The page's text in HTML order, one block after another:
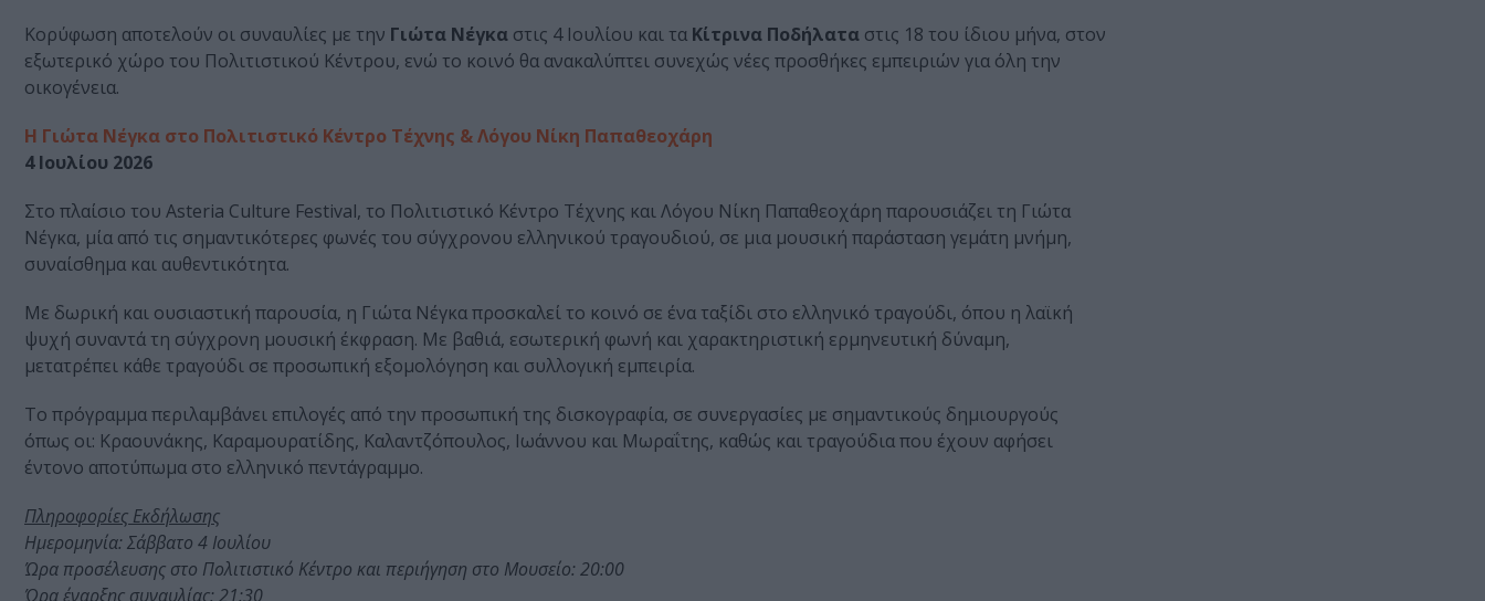
Κορύφωση αποτελούν οι συναυλίες με την Γιώτα Νέγκα στις 4 Ιουλίου και τα Κίτρινα Ποδήλατα στις 18 του ίδιου μήνα, στον
εξωτερικό χώρο του Πολιτιστικού Κέντρου, ενώ το κοινό θα ανακαλύπτει συνεχώς νέες προσθήκες εμπειριών για όλη την
οικογένεια.
Η Γιώτα Νέγκα στο Πολιτιστικό Κέντρο Τέχνης & Λόγου Νίκη Παπαθεοχάρη
4 Ιουλίου 2026
Στο πλαίσιο του Asteria Culture Festival, το Πολιτιστικό Κέντρο Τέχνης και Λόγου Νίκη Παπαθεοχάρη παρουσιάζει τη Γιώτα
Νέγκα, μία από τις σημαντικότερες φωνές του σύγχρονου ελληνικού τραγουδιού, σε μια μουσική παράσταση γεμάτη μνήμη,
συναίσθημα και αυθεντικότητα.
Με δωρική και ουσιαστική παρουσία, η Γιώτα Νέγκα προσκαλεί το κοινό σε ένα ταξίδι στο ελληνικό τραγούδι, όπου η λαϊκή
ψυχή συναντά τη σύγχρονη μουσική έκφραση. Με βαθιά, εσωτερική φωνή και χαρακτηριστική ερμηνευτική δύναμη,
μετατρέπει κάθε τραγούδι σε προσωπική εξομολόγηση και συλλογική εμπειρία.
Το πρόγραμμα περιλαμβάνει επιλογές από την προσωπική της δισκογραφία, σε συνεργασίες με σημαντικούς δημιουργούς
όπως οι: Κραουνάκης, Καραμουρατίδης, Καλαντζόπουλος, Ιωάννου και Μωραΐτης, καθώς και τραγούδια που έχουν αφήσει
έντονο αποτύπωμα στο ελληνικό πεντάγραμμο.
Πληροφορίες Εκδήλωσης
Ημερομηνία: Σάββατο 4 Ιουλίου
Ώρα προσέλευσης στο Πολιτιστικό Κέντρο και περιήγηση στο Μουσείο: 20:00
Ώρα έναρξης συναυλίας: 21:30